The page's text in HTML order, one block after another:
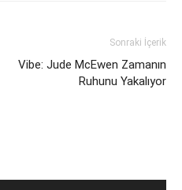
Sonraki İçerik
Vibe: Jude McEwen Zamanın
Ruhunu Yakalıyor